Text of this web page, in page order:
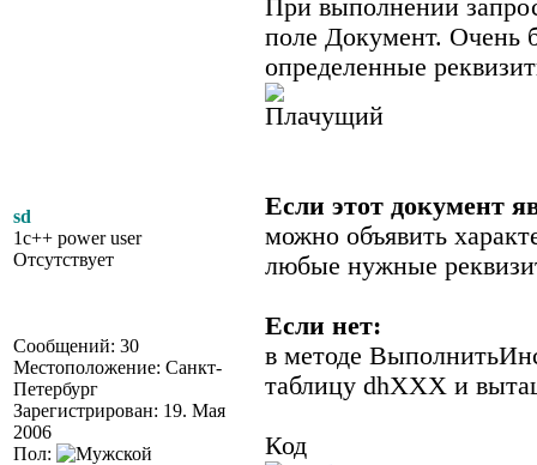
sd
1c++ power user
Отсутствует
Сообщений: 30
Местоположение: Санкт-
Петербург
Зарегистрирован: 19. Мая
2006
Пол:
При выполнении
поле Документ. Очень
определенные
Если этот документ
можно объявить
любые нужные
Если нет:
в методе
таблицу dhXXX и
Код